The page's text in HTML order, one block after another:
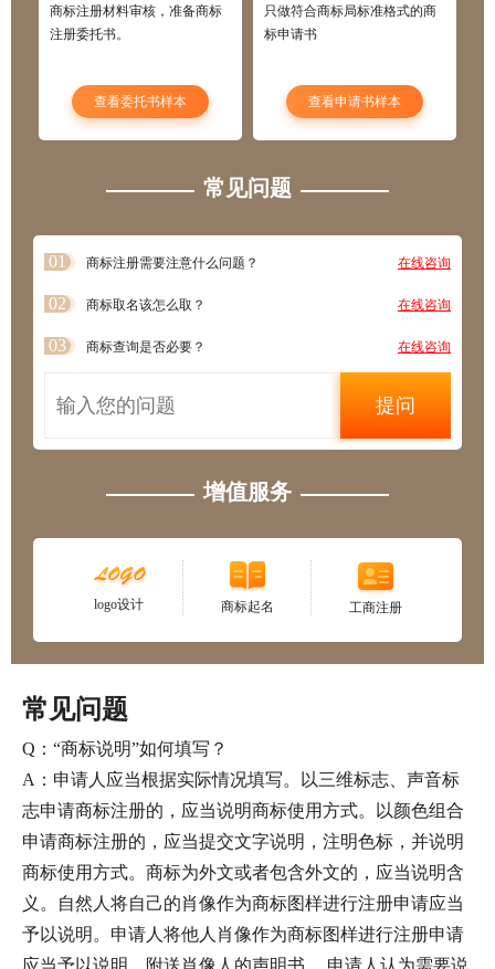
商标注册材料审核，准备商标
注册委托书。
查看委托书样本
只做符合商标局标准格式的商
标申请书
查看申请书样本
常见问题
01 商标注册需要注意什么问题？ 在线咨询
02 商标取名该怎么取？ 在线咨询
03 商标查询是否必要？ 在线咨询
提问
增值服务
logo设计 商标起名 工商注册
常见问题
Q：“商标说明”如何填写？
A：申请人应当根据实际情况填写。以三维标志、声音标
志申请商标注册的，应当说明商标使用方式。以颜色组合
申请商标注册的，应当提交文字说明，注明色标，并说明
商标使用方式。商标为外文或者包含外文的，应当说明含
义。自然人将自己的肖像作为商标图样进行注册申请应当
予以说明。申请人将他人肖像作为商标图样进行注册申请
应当予以说明，附送肖像人的声明书。 申请人认为需要说